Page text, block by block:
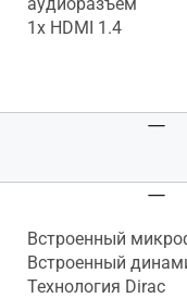
1x HDMI 1.4
Встроенный
Встроенный
Технология Dirac